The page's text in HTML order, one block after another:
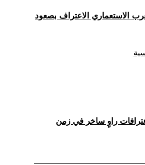
الاستعماري الاعتراف بصعود
اعترافات راوٍ ساخر في زمن